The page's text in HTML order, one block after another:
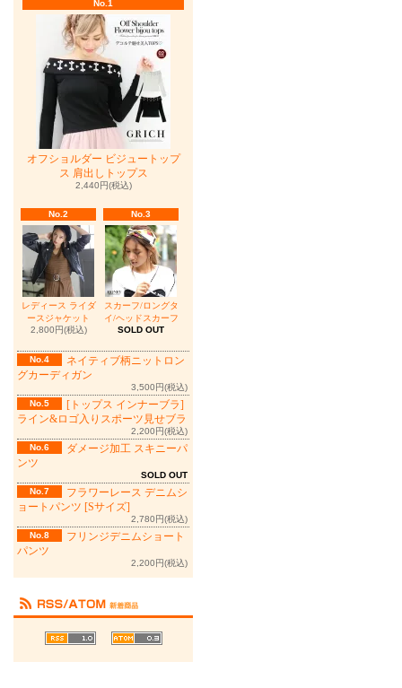
No.1
オフショルダー ビジュートップ
ス 肩出しトップス
2,440円(税込)
No.2
レディース ライダ
ースジャケット
2,800円(税込)
No.3
スカーフ/ロングタ
イ/ヘッドスカーフ
SOLD OUT
No.4
ネイティブ柄ニットロン
グカーディガン
3,500円(税込)
No.5
[トップス インナーブラ]
ライン&ロゴ入りスポーツ見せブラ
2,200円(税込)
No.6
ダメージ加工 スキニーパ
ンツ
SOLD OUT
No.7
フラワーレース デニムシ
ョートパンツ [Sサイズ]
2,780円(税込)
No.8
フリンジデニムショート
パンツ
2,200円(税込)